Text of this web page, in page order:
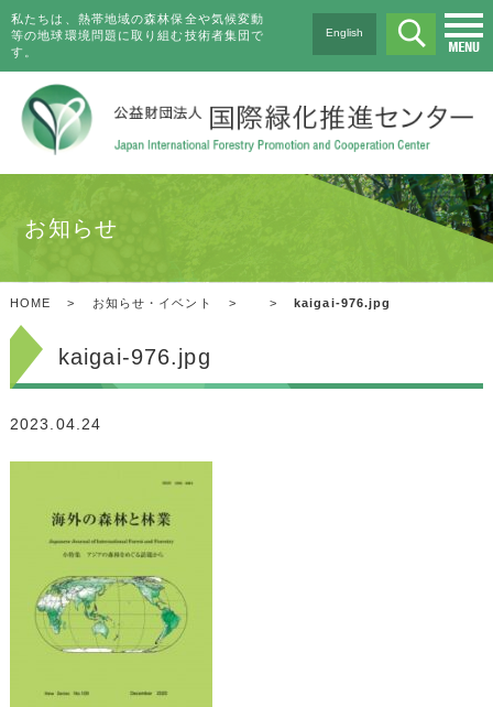
私たちは、熱帯地域の森林保全や気候変動
等の地球環境問題に取り組む技術者集団で
す。
English
お知らせ
HOME > お知らせ・イベント > > kaigai-976.jpg
kaigai-976.jpg
2023.04.24